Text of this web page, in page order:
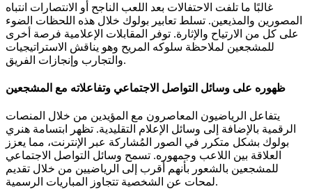
غالبًا ما تلفت الاحتفالات بعد اللعب الناجح أو الانتصارات انتباه
المصورين والمذيعين. تسلط تعابير بولوك خلال هذه اللحظات الضوء
على كل من الارتياح والإثارة. توفر المقابلات الإعلامية فرصة أخرى
للمشجعين لملاحظة سلوكه المريح وهو يناقش الاستراتيجيات
والتجارب وإنجازات الفريق.
ظهوره على وسائل التواصل الاجتماعي وتفاعلاته مع المشجعين
يتفاعل الرياضيون المعاصرون مع المؤيدين من خلال المنصات
الرقمية بالإضافة إلى وسائل الإعلام التقليدية. تظهر ابتسامة هنري
بولوك بشكل متكرر في الصور المُشاركة عبر الإنترنت، مما يعزز
العلاقة بين اللاعب وجمهوره. تسمح وسائل التواصل الاجتماعي
للمشجعين بالشعور بأنهم أقرب إلى الرياضيين من خلال تقديم
لمحات عن الشخصية تتجاوز المباريات الرسمية.